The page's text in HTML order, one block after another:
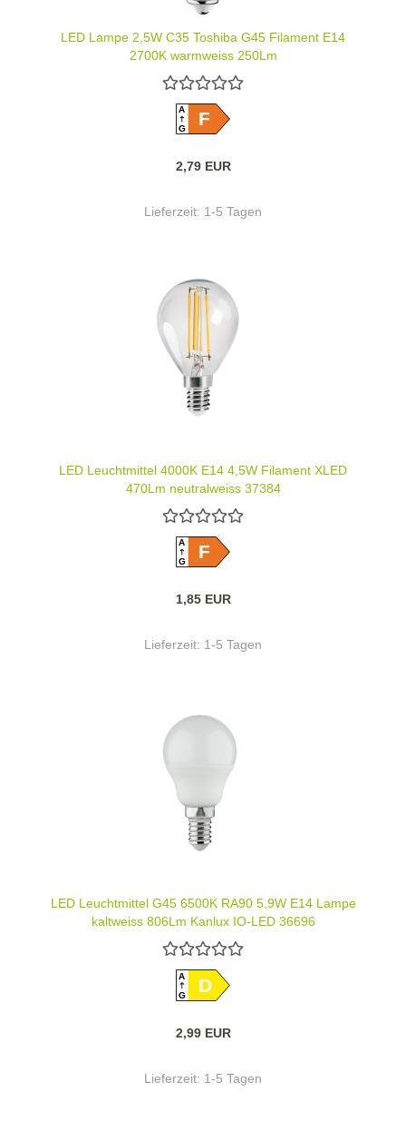
LED Lampe 2,5W C35 Toshiba G45 Filament E14
2700K warmweiss 250Lm
A
GF
2,79 EUR
Lieferzeit: 1-5 Tagen
LED Leuchtmittel 4000K E14 4,5W Filament XLED
470Lm neutralweiss 37384
A
GF
1,85 EUR
Lieferzeit: 1-5 Tagen
LED Leuchtmittel G45 6500K RA90 5,9W E14 Lampe
kaltweiss 806Lm Kanlux IQ-LED 36696
A
GD
2,99 EUR
Lieferzeit: 1-5 Tagen